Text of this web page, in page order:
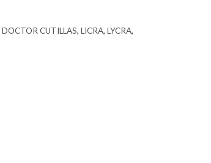
DOCTOR CUTILLAS, LICRA, LYCRA,